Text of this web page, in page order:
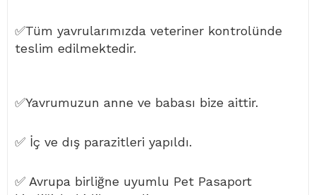
✅Tüm yavrularımızda veteriner kontrolünde
teslim edilmektedir.
✅Yavrumuzun anne ve babası bize aittir.
✅ İç ve dış parazitleri yapıldı.
✅ Avrupa birliğne uyumlu Pet Pasaport